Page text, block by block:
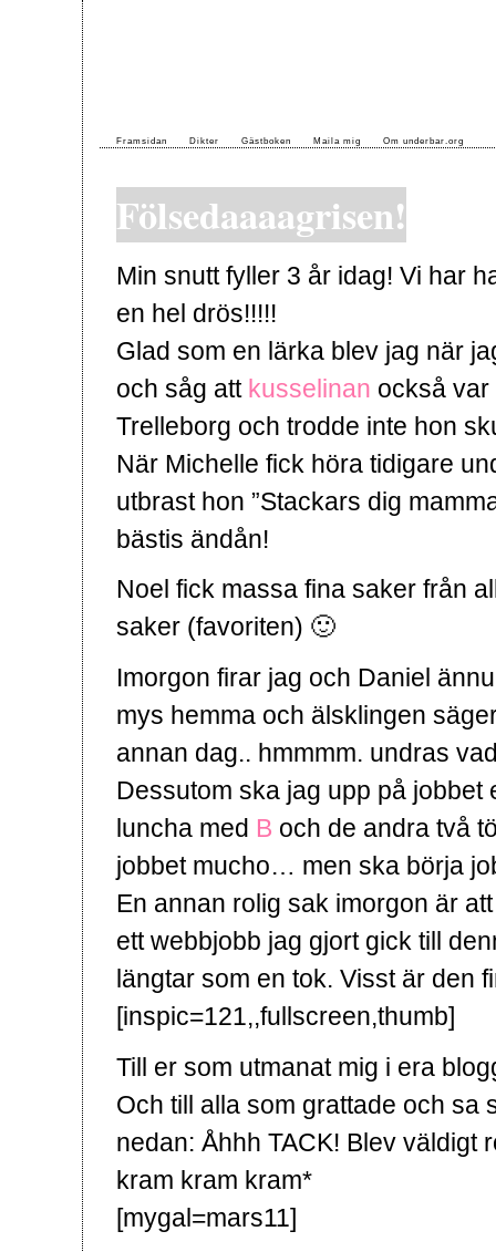
Framsidan Dikter Gästboken Maila mig Om underbar.org
Fölsedaaaagrisen!
Min snutt fyller 3 år idag! Vi har
en hel drös!!!!!
Glad som en lärka blev jag när
och såg att kusselinan också var
Trelleborg och trodde inte hon
När Michelle fick höra tidigare
utbrast hon ”Stackars dig
bästis ändån!
Noel fick massa fina saker från
saker (favoriten) 🙂
Imorgon firar jag och Daniel
mys hemma och älsklingen
annan dag.. hmmmm. undras
Dessutom ska jag upp på jobbet
luncha med B och de andra två
jobbet mucho… men ska börja
En annan rolig sak imorgon är
ett webbjobb jag gjort gick till
längtar som en tok. Visst är den
[inspic=121,,fullscreen,thumb]
Till er som utmanat mig i era
Och till alla som grattade och sa
nedan: Åhhh TACK! Blev väldigt
kram kram kram*
[mygal=mars11]